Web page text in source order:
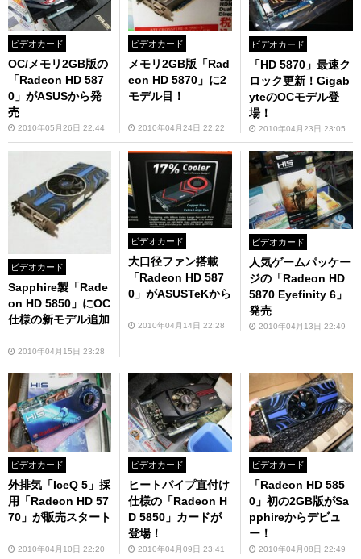
ビデオカード
OC/メモリ2GB版の
「Radeon HD 587
0」がASUSから発
売
2010年05月26日 22:44
ビデオカード
メモリ2GB版「Rad
eon HD 5870」に2
モデル目！
2010年04月24日 22:22
ビデオカード
「HD 5870」最速ク
ロック更新！Gigab
yteのOCモデル登
場！
2010年04月23日 23:05
ビデオカード
Sapphire製「Rade
on HD 5850」にOC
仕様の新モデル追加
2010年04月15日 23:28
ビデオカード
大口径ファン搭載
「Radeon HD 587
0」がASUSTeKから
2010年04月14日 22:28
ビデオカード
人気ゲームパッケー
ジの「Radeon HD
5870 Eyefinity 6」
発売
2010年04月13日 22:49
ビデオカード
外排気「IceQ 5」採
用「Radeon HD 57
70」が販売スタート
2010年04月10日 22:20
ビデオカード
ヒートパイプ直付け
仕様の「Radeon H
D 5850」カードが
登場！
2010年04月09日 23:41
ビデオカード
「Radeon HD 585
0」初の2GB版がSa
pphireからデビュ
ー！
2010年04月08日 22:49